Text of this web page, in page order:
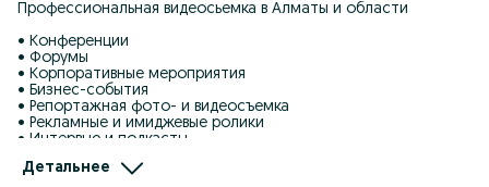
Профессиональная видеосьемка в Алматы и области
• Конференции
• Форумы
• Корпоративные мероприятия
• Бизнес-события
• Репортажная фото- и видеосъемка
• Рекламные и имиджевые ролики
• Интервью и подкасты
• Контент для социальных сетей
Детальнее